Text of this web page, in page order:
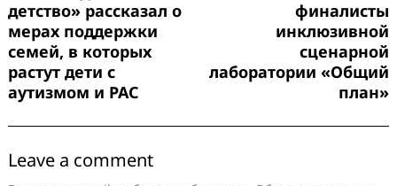
детство» рассказал о
мерах поддержки
семей, в которых
растут дети с
аутизмом и РАС
финалисты
инклюзивной
сценарной
лаборатории «Общий
план»
Leave a comment